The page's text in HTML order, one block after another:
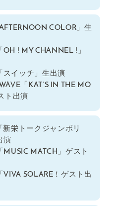
COLOR」生
OH ! MY CHANNEL !」
スイッチ」生出演
「KAT’S IN THE MO
ト出演
新栄トークジャンボリ
演
MUSIC MATCH」ゲスト
VIVA SOLARE！ゲスト出